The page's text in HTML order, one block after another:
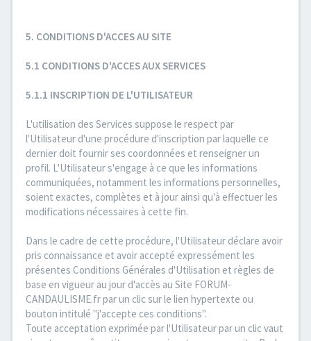
5. CONDITIONS D'ACCES AU SITE
5.1 CONDITIONS D'ACCES AUX SERVICES
5.1.1 INSCRIPTION DE L'UTILISATEUR
L'utilisation des Services suppose le respect par
l'Utilisateur d'une procédure d'inscription par laquelle ce
dernier doit fournir ses coordonnées et renseigner un
profil. L'Utilisateur s'engage à ce que les informations
communiquées, notamment les informations personnelles,
soient exactes, complètes et à jour ainsi qu'à effectuer les
modifications nécessaires à cette fin.
Dans le cadre de cette procédure, l'Utilisateur déclare avoir
pris connaissance et avoir accepté expressément les
présentes Conditions Générales d'Utilisation et règles de
base en vigueur au jour d'accès au Site FORUM-
CANDAULISME.fr par un clic sur le lien hypertexte ou
bouton intitulé "j'accepte ces conditions".
Toute acceptation exprimée par l'Utilisateur par un clic vaut